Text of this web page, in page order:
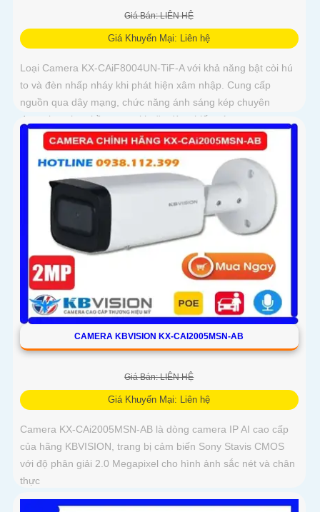
Giá Bán: LIÊN HỆ
Giá Khuyến Mại: Liên hệ
Loại Camera KX-CAiF8004UN-TiF-A với khả năng bật còi hú
to và đèn nhấp nháy khi phát hiện xâm nhập. Cung cấp
nguồn qua dây mạng, chức năng ánh sáng kép chuyên
dụng, lựa chọn hồng ngoại hoặc đèn chiếu sáng
CAMERA KBVISION KX-CAI2005MSN-AB
Giá Bán: LIÊN HỆ
Giá Khuyến Mại: Liên hệ
Camera KX-CAi2005MSN-AB là dòng camera IP AI cao cấp
của hãng KBVISION, trang bị cảm biến Sony Stavis CMOS
với độ phân giải 2.0 Megapixel cho hình ảnh sắc nét và chân
thực